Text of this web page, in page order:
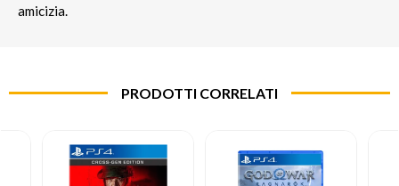
amicizia.
PRODOTTI CORRELATI